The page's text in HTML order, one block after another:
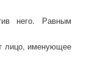
него. Равным
лицо, именующее